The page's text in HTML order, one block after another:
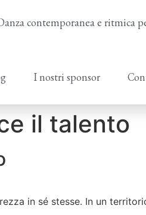
contemporanea e ritmica
I nostri sponsor
il talento
in sé stesse. In un